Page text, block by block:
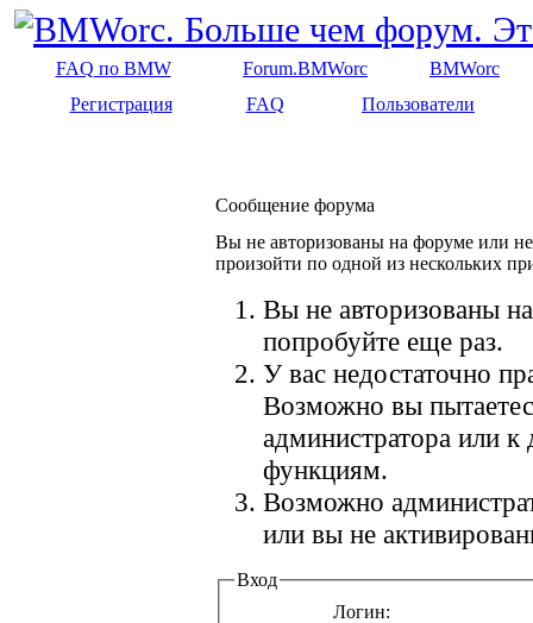
FAQ по BMW Forum.BMWorc
BMWorc
Регистрация
FAQ Пользователи
Сообщение форума
Вы не авторизованы на форуме или
произойти по одной из нескольких
Вы не авторизованы
попробуйте еще раз.
У вас недостаточно
Возможно вы
администратора или
функциям.
Возможно
или вы не
Вход
Логин: